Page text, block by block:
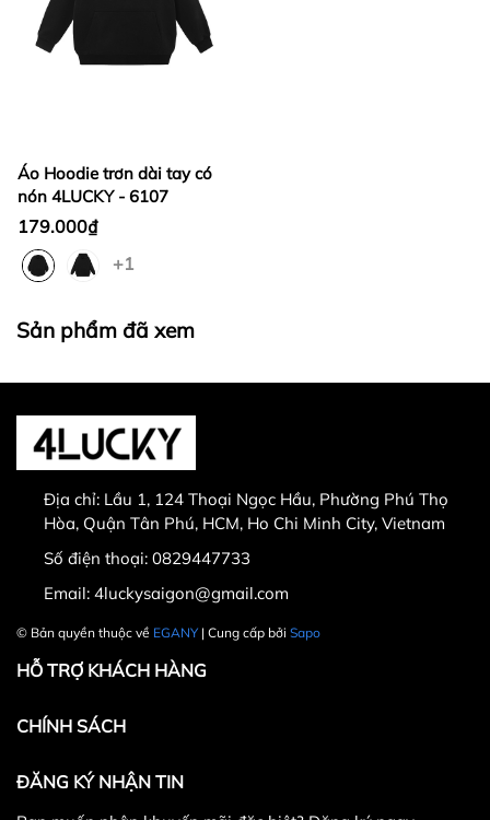
Áo Hoodie trơn dài tay có
nón 4LUCKY - 6107
179.000₫
+1
Sản phẩm đã xem
Địa chỉ: Lầu 1, 124 Thoại Ngọc Hầu, Phường Phú Thọ
Hòa, Quận Tân Phú, HCM, Ho Chi Minh City, Vietnam
Số điện thoại: 0829447733
Email: 4luckysaigon@gmail.com
© Bản quyền thuộc về EGANY| Cung cấp bởi Sapo
HỖ TRỢ KHÁCH HÀNG
CHÍNH SÁCH
ĐĂNG KÝ NHẬN TIN